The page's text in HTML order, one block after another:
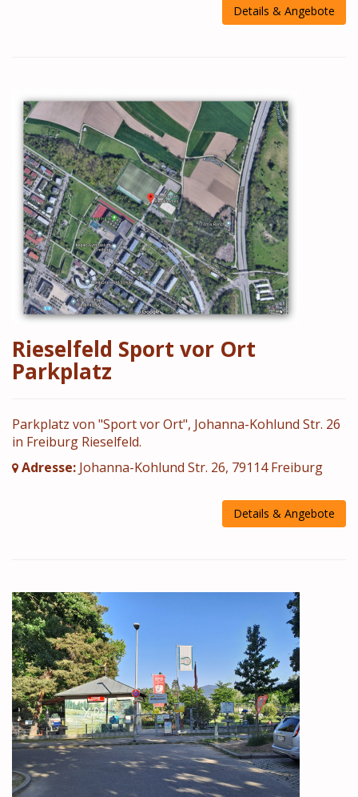
Details & Angebote
Rieselfeld Sport vor Ort
Parkplatz
Parkplatz von "Sport vor Ort", Johanna-Kohlund Str. 26
in Freiburg Rieselfeld.
Adresse: Johanna-Kohlund Str. 26, 79114 Freiburg
Details & Angebote